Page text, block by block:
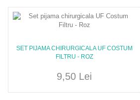
SET PIJAMA CHIRURGICALA UF COSTUM
FILTRU - ROZ
9,50 Lei